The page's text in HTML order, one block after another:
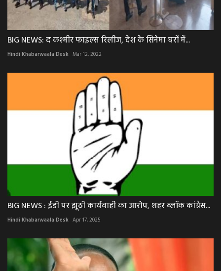
BIG NEWS: द कश्मीर फाइल्स रिलीज, देश के सिनेमा घरों में...
Hindi Khabarwaala Desk Mar 12, 2022
BIG NEWS : ईडी पर झूठी कार्यवाही का आरोप, शहर ब्लॉक कांग्रेस...
Hindi Khabarwaala Desk Apr 17, 2025